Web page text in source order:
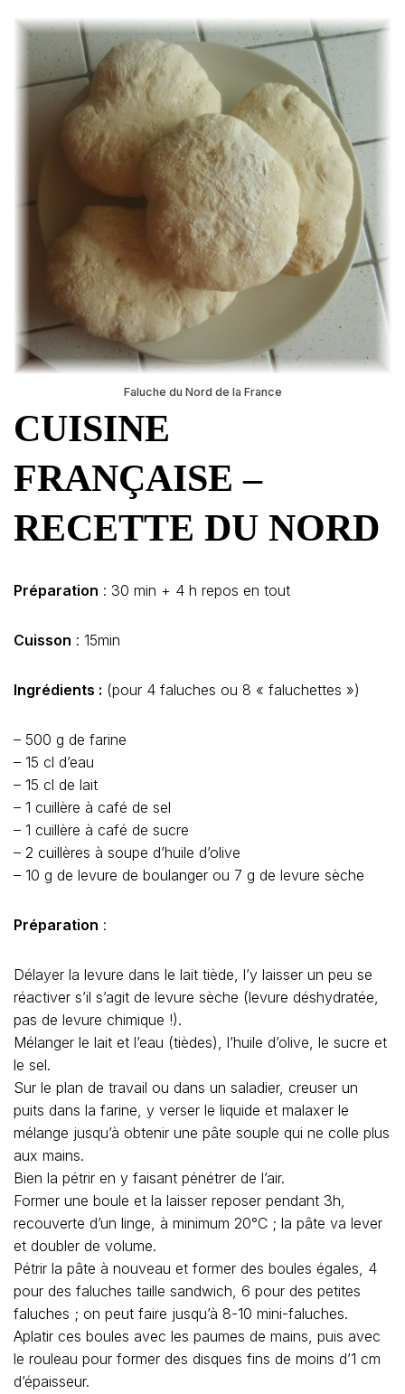
Faluche du Nord de la France
CUISINE
FRANÇAISE –
RECETTE DU NORD
Préparation : 30 min + 4 h repos en tout
Cuisson : 15min
Ingrédients : (pour 4 faluches ou 8 « faluchettes »)
– 500 g de farine
– 15 cl d’eau
– 15 cl de lait
– 1 cuillère à café de sel
– 1 cuillère à café de sucre
– 2 cuillères à soupe d’huile d’olive
– 10 g de levure de boulanger ou 7 g de levure sèche
Préparation :
Délayer la levure dans le lait tiède, l’y laisser un peu se
réactiver s’il s’agit de levure sèche (levure déshydratée,
pas de levure chimique !).
Mélanger le lait et l’eau (tièdes), l’huile d’olive, le sucre et
le sel.
Sur le plan de travail ou dans un saladier, creuser un
puits dans la farine, y verser le liquide et malaxer le
mélange jusqu’à obtenir une pâte souple qui ne colle plus
aux mains.
Bien la pétrir en y faisant pénétrer de l’air.
Former une boule et la laisser reposer pendant 3h,
recouverte d’un linge, à minimum 20°C ; la pâte va lever
et doubler de volume.
Pétrir la pâte à nouveau et former des boules égales, 4
pour des faluches taille sandwich, 6 pour des petites
faluches ; on peut faire jusqu’à 8-10 mini-faluches.
Aplatir ces boules avec les paumes de mains, puis avec
le rouleau pour former des disques fins de moins d’1 cm
d’épaisseur.